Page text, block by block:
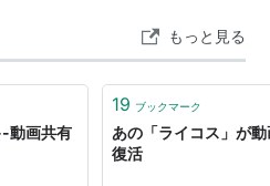
げた知恵の星神・ヌースが誕
在のスタレ宇宙の【既知】が
は他の【…
もっと見る
動画共有
19 ブックマーク
あの「ライコス」が
復活